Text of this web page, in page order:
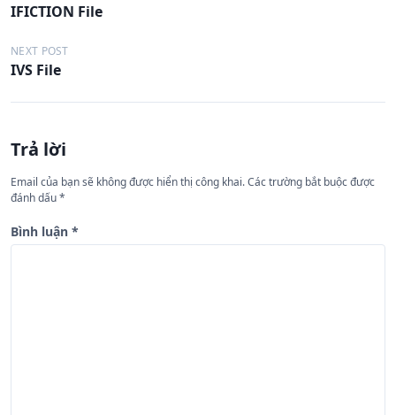
i
ề
u
h
ớ
n
g
b
IFICTION File
NEXT POST
IVS File
Trả lời
Email của bạn sẽ không được hiển thị công khai.Các trường bắt buộc được
đánh dấu*
Bình luận *